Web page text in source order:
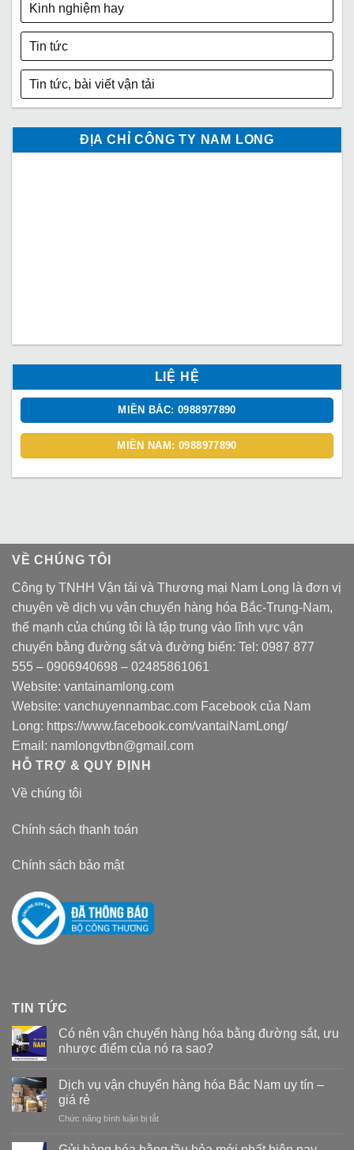
Kinh nghiệm hay
Tin tức
Tin tức, bài viết vận tải
ĐỊA CHỈ CÔNG TY NAM LONG
LIỆ HỆ
MIỀN BẮC: 0988977890
MIỀN NAM: 0988977890
VỀ CHÚNG TÔI
Công ty TNHH Vận tải và Thương mại Nam Long là đơn vị
chuyên về dịch vụ vận chuyển hàng hóa Bắc-Trung-Nam,
thế mạnh của chúng tôi là tập trung vào lĩnh vực vận
chuyển bằng đường sắt và đường biển: Tel: 0987 877
555 – 0906940698 – 02485861061
Website: vantainamlong.com
Website: vanchuyennambac.com Facebook của Nam
Long: https://www.facebook.com/vantaiNamLong/
Email: namlongvtbn@gmail.com
HỖ TRỢ & QUY ĐỊNH
Về chúng tôi
Chính sách thanh toán
Chính sách bảo mật
TIN TỨC
Có nên vận chuyển hàng hóa bằng đường sắt, ưu
nhược điểm của nó ra sao?
Dịch vụ vận chuyển hàng hóa Bắc Nam uy tín –
giá rẻ
Chức năng bình luận bị tắt
vụ